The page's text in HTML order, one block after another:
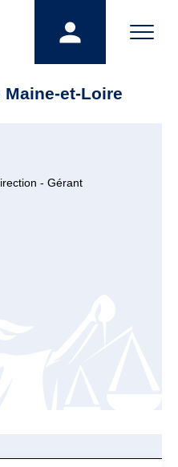
et-Loire
- Gérant